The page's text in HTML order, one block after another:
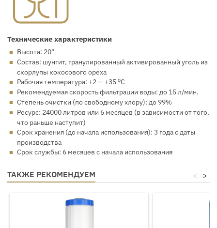
Технические характеристики
Высота: 20”
Состав: шунгит, гранулированный активированный уголь из
скорлупы кокосового ореха
Рабочая температура: +2 — +35 оС
Рекомендуемая скорость фильтрации воды: до 15 л/мин.
Степень очистки (по свободному хлору): до 99%
Ресурс: 24000 литров или 6 месяцев (в зависимости от того,
что раньше наступит)
Срок хранения (до начала использования): 3 года с даты
производства
Срок службы: 6 месяцев с начала использования
ТАКЖЕ РЕКОМЕНДУЕМ >
<